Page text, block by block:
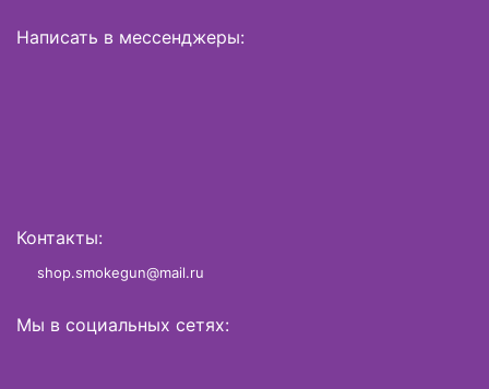
Написать в мессенджеры:
Контакты:
shop.smokegun@mail.ru
Мы в социальных сетях: